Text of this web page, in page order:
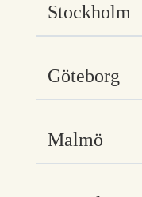
Stockholm
Göteborg
Malmö